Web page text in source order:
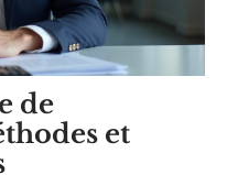
de
et